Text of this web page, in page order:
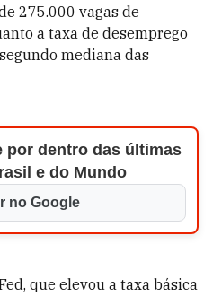
275.000 vagas de
a taxa de desemprego
mediana das
por dentro das últimas
e do Mundo
no Google
que elevou a taxa básica